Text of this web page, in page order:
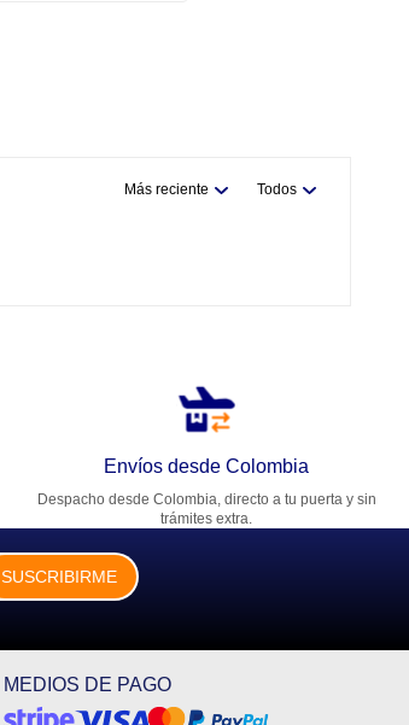
Más reciente Todos
Envíos desde Colombia
Despacho desde Colombia, directo a tu puerta y sin
trámites extra.
SUSCRIBIRME
MEDIOS DE PAGO